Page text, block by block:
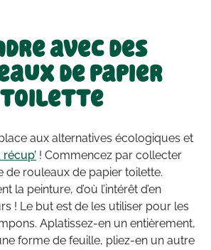
avec des
de papier
toilette
aux alternatives écologiques et
! Commencez par collecter
de rouleaux de papier toilette.
la peinture, d’où l’intérêt d’en
! Le but est de les utiliser pour les
Aplatissez-en un entièrement,
forme de feuille, pliez-en un autre